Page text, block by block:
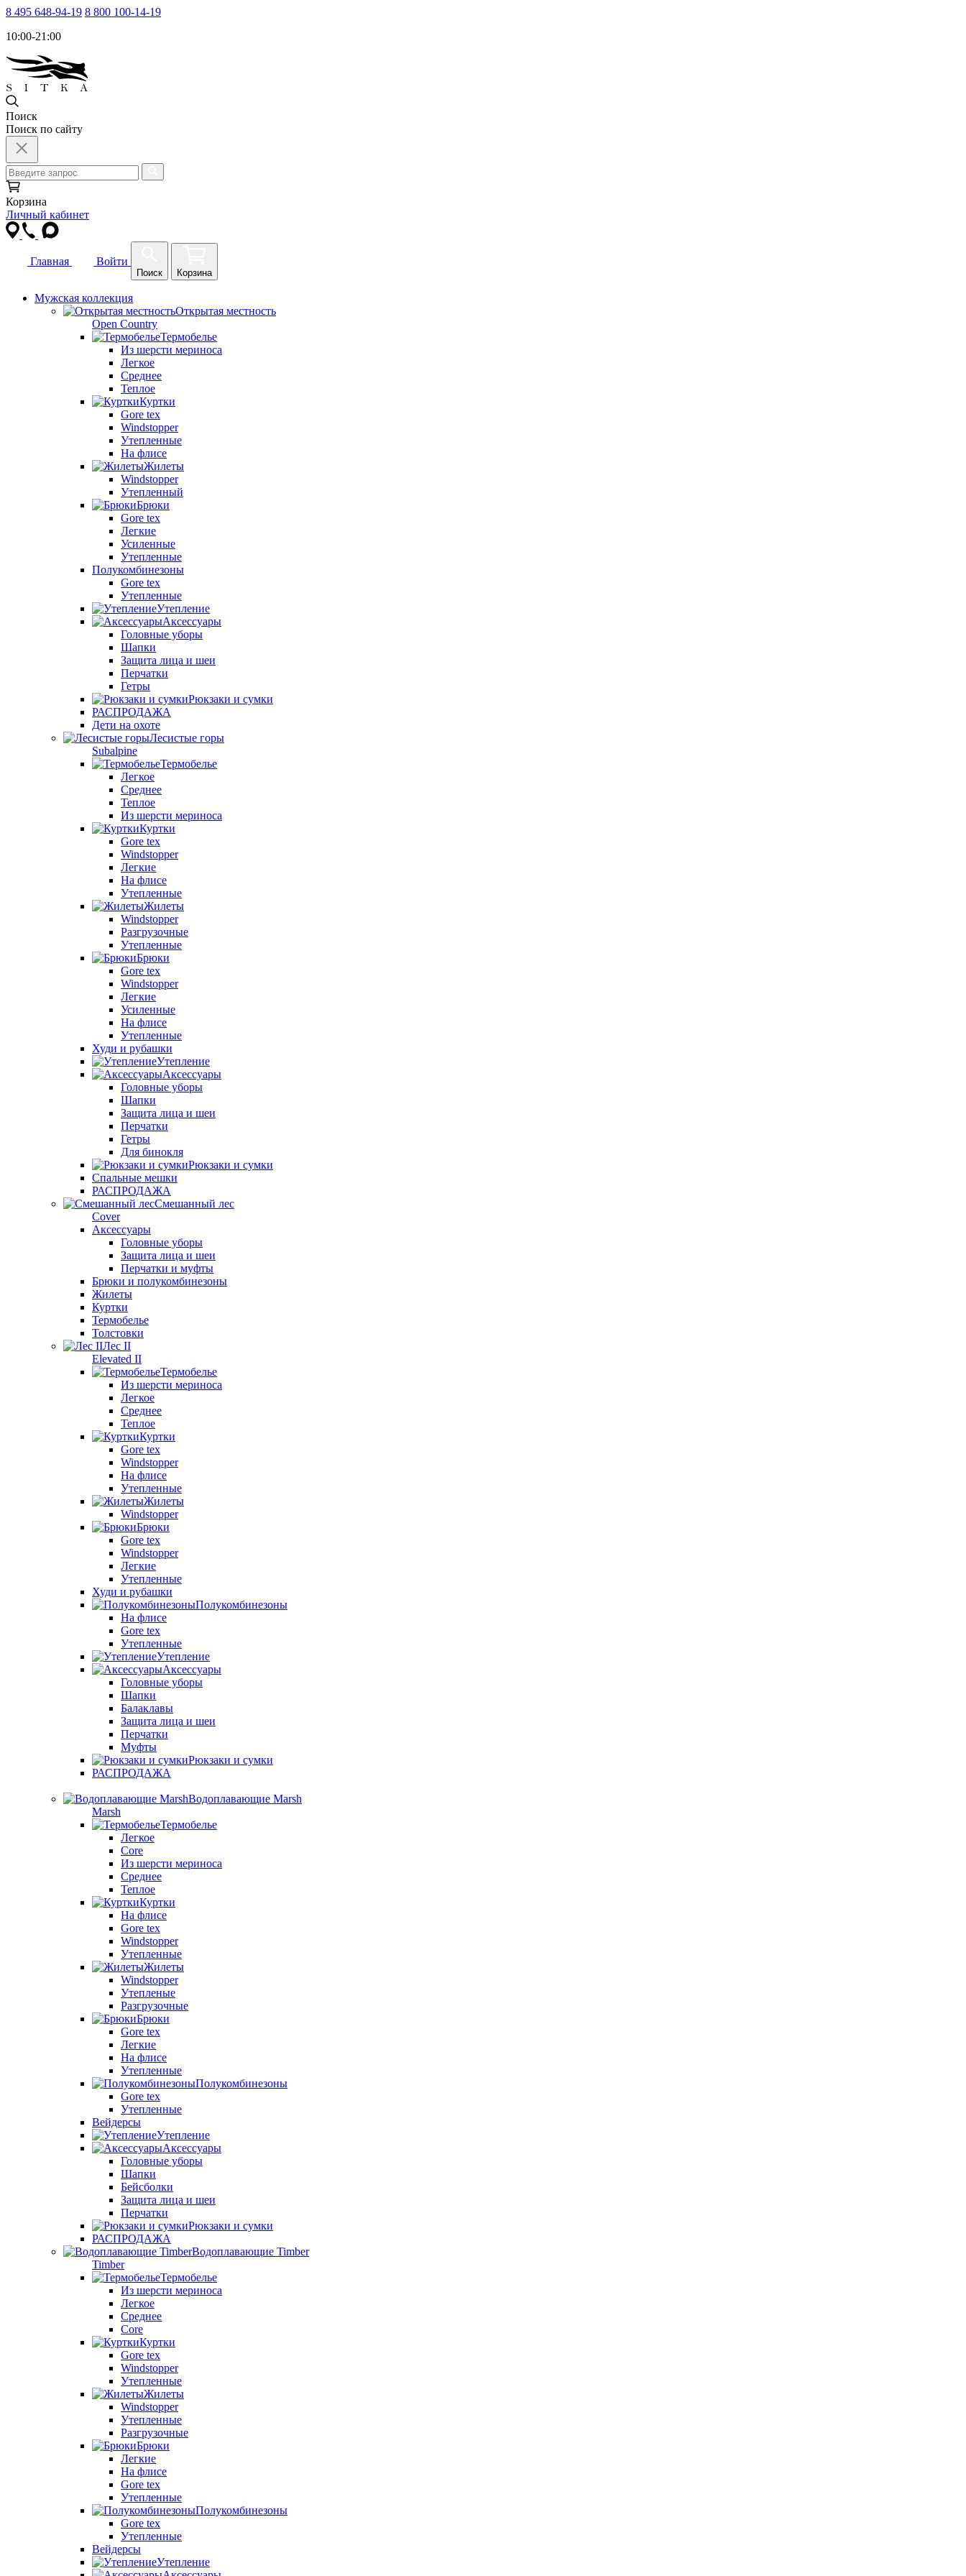
8 495 648-94-19 8 800 100-14-19
10:00-21:00
Поиск
Поиск по сайту
Корзина
Личный кабинет
Главная Войти
Поиск Корзина
Мужская коллекция
Открытая местность
Open Country
Термобелье
Из шерсти мериноса
Легкое
Среднее
Теплое
Куртки
Gore tex
Windstopper
Утепленные
На флисе
Жилеты
Windstopper
Утепленный
Брюки
Gore tex
Легкие
Усиленные
Утепленные
Полукомбинезоны
Gore tex
Утепленные
Утепление
Аксессуары
Головные уборы
Шапки
Защита лица и шеи
Перчатки
Гетры
Рюкзаки и сумки
РАСПРОДАЖА
Дети на охоте
Лесистые горы
Subalpine
Термобелье
Легкое
Среднее
Теплое
Из шерсти мериноса
Куртки
Gore tex
Windstopper
Легкие
На флисе
Утепленные
Жилеты
Windstopper
Разгрузочные
Утепленные
Брюки
Gore tex
Windstopper
Легкие
Усиленные
На флисе
Утепленные
Худи и рубашки
Утепление
Аксессуары
Головные уборы
Шапки
Защита лица и шеи
Перчатки
Гетры
Для бинокля
Рюкзаки и сумки
Спальные мешки
РАСПРОДАЖА
Смешанный лес
Cover
Аксессуары
Головные уборы
Защита лица и шеи
Перчатки и муфты
Брюки и полукомбинезоны
Жилеты
Куртки
Термобелье
Толстовки
Лес II
Elevated II
Термобелье
Из шерсти мериноса
Легкое
Среднее
Теплое
Куртки
Gore tex
Windstopper
На флисе
Утепленные
Жилеты
Windstopper
Брюки
Gore tex
Windstopper
Легкие
Утепленные
Худи и рубашки
Полукомбинезоны
На флисе
Gore tex
Утепленные
Утепление
Аксессуары
Головные уборы
Шапки
Балаклавы
Защита лица и шеи
Перчатки
Муфты
Рюкзаки и сумки
РАСПРОДАЖА
Водоплавающие Marsh
Marsh
Термобелье
Легкое
Core
Из шерсти мериноса
Среднее
Теплое
Куртки
На флисе
Gore tex
Windstopper
Утепленные
Жилеты
Windstopper
Утепленые
Разгрузочные
Брюки
Gore tex
Легкие
На флисе
Утепленные
Полукомбинезоны
Gore tex
Утепленные
Вейдерсы
Утепление
Аксессуары
Головные уборы
Шапки
Бейсболки
Защита лица и шеи
Перчатки
Рюкзаки и сумки
РАСПРОДАЖА
Водоплавающие Timber
Timber
Термобелье
Из шерсти мериноса
Легкое
Среднее
Core
Куртки
Gore tex
Windstopper
Утепленные
Жилеты
Windstopper
Утепленные
Разгрузочные
Брюки
Легкие
На флисе
Gore tex
Утепленные
Полукомбинезоны
Gore tex
Утепленные
Вейдерсы
Утепление